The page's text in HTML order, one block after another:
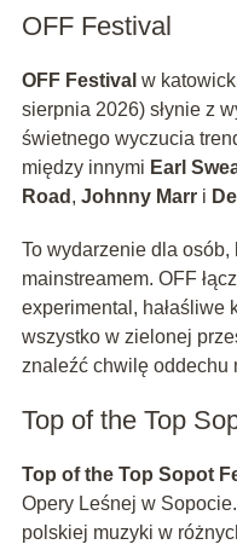
OFF Festival
OFF Festival w
sierpnia 2026) słynie z
świetnego wyczucia
między innymi Earl
Road , Johnny Marri
To wydarzenie dla
mainstreamem. OFF
experimental, hałaśliwe
wszystko w zielonej
znaleźć chwilę oddechu
Top of the Top
Top of the Top Sopot
Opery Leśnej w
polskiej muzyki w